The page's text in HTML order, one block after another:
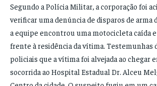
Segundo a Polícia Militar, a corporação foi
verificar uma denúncia de disparos de arma
a equipe encontrou uma motocicleta caída
frente à residência da vítima. Testemunhas
policiais que a vítima foi alvejada ao chegar
socorrida ao Hospital Estadual Dr. Alceu